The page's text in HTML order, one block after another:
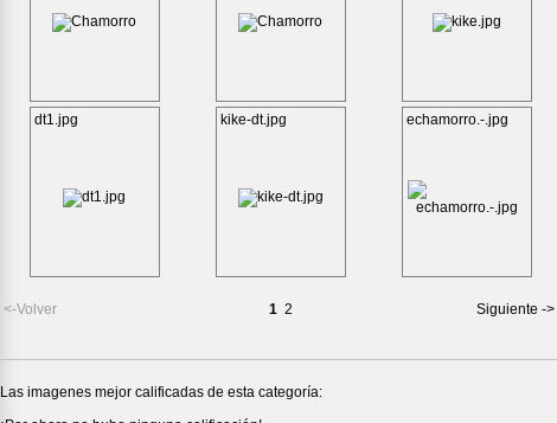
dt1.jpg kike-dt.jpg echamorro.-.jpg
<-Volver 1 2 Siguiente ->
Las imagenes mejor calificadas de esta categoría: